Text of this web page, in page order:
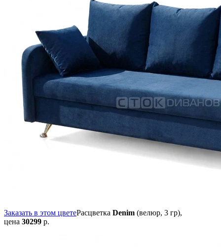
Заказать в этом цветеРасцветка Denim (велюр, 3 гр),
цена 30299 р.